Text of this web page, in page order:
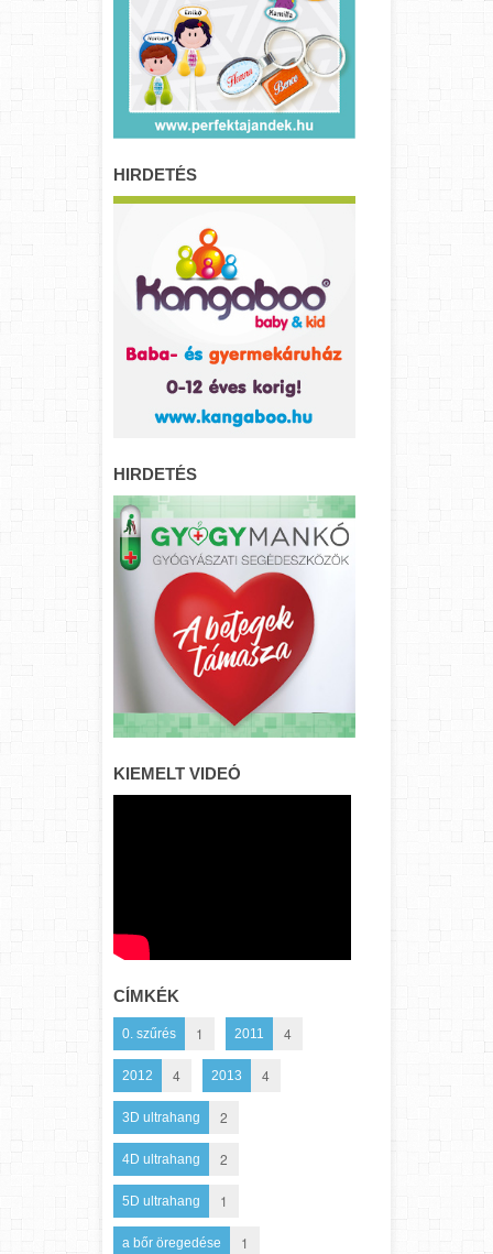
HIRDETÉS
HIRDETÉS
KIEMELT VIDEÓ
CÍMKÉK
0. szűrés 1 2011 4
2012 4 2013 4
3D ultrahang 2
4D ultrahang 2
5D ultrahang 1
a bőr öregedése 1